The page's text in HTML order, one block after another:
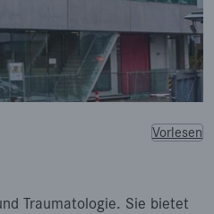
Vorlesen
Traumatologie. Sie bietet